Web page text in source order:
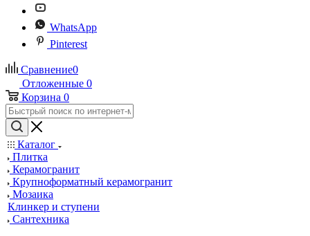
WhatsApp
Pinterest
Сравнение0
Отложенные 0
Корзина 0
Каталог
Плитка
Керамогранит
Крупноформатный керамогранит
Мозаика
Клинкер и ступени
Сантехника